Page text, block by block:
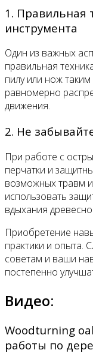
1. Правильная
инструмента
Один из важных
правильная
пилу или нож
равномерно
движения.
2. Не
При работе с
перчатки и
возможных травм
использовать
вдыхания
Приобретение
практики и опыта.
советам и ваши
постепенно
Видео:
Woodturning
работы по